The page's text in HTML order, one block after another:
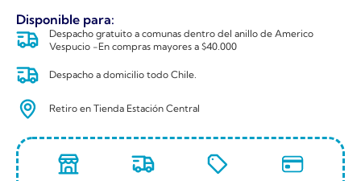
Disponible para:
Despacho gratuito a comunas dentro del anillo de Americo
Vespucio -En compras mayores a $40.000
Despacho a domicilio todo Chile.
Retiro en Tienda Estación Central